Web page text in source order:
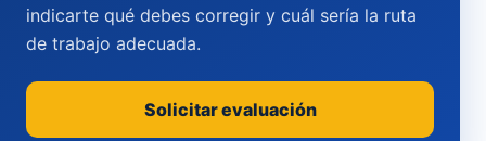
indicarte qué debes corregir y cuál sería la ruta
de trabajo adecuada.
Solicitar evaluación